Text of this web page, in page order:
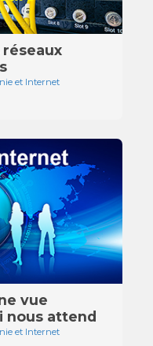
réseaux
et Internet
vue
nous attend
et Internet